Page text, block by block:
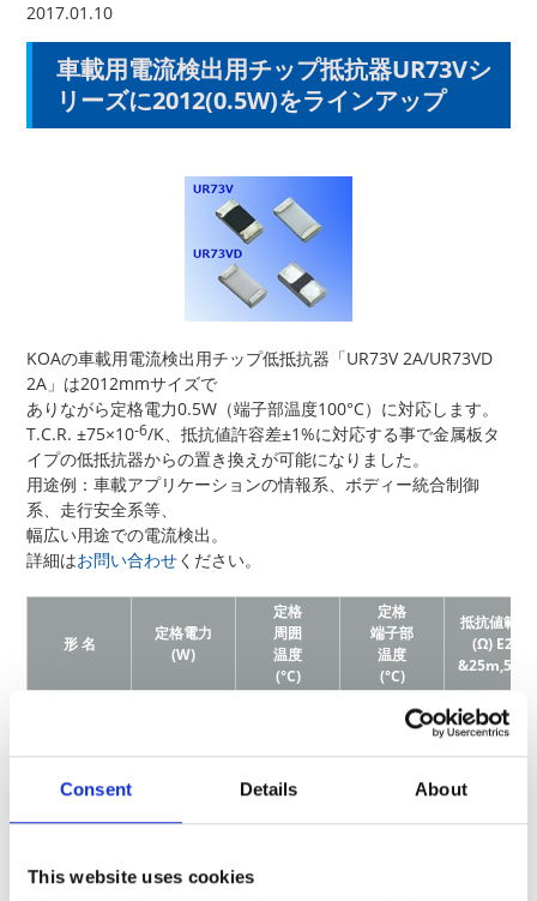
Consent Details About
This website uses cookies
2017.01.10
車載用電流検出用チップ抵抗器UR73Vシ
リーズに2012(0.5W)をラインアップ
KOAの車載用電流検出用チップ低抵抗器「UR73V 2A/UR73VD
2A」は2012mmサイズで
ありながら定格電力0.5W（端子部温度100°C）に対応します。
T.C.R. ±75×10-6/K、抵抗値許容差±1%に対応する事で金属板タ
イプの低抵抗器からの置き換えが可能になりました。
用途例：車載アプリケーションの情報系、ボディー統合制御
系、走行安全系等、
幅広い用途での電流検出。
詳細はお問い合わせください。
形 名
定格電力
(W)
定格
周囲
温度
(°C)
定格
端子部
温度
(°C)
抵抗値範囲
(Ω) E24
&25m,50m
0.5 70 100
39m~100m
15m~36m
12m~13m
0.75